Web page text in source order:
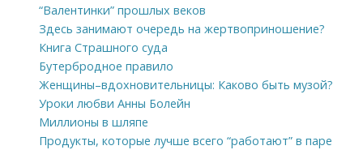
“Валентинки” прошлых веков
Здесь занимают очередь на жертвоприношение?
Книга Страшного суда
Бутербродное правило
Женщины–вдохновительницы: Каково быть музой?
Уроки любви Анны Болейн
Миллионы в шляпе
Продукты, которые лучше всего “работают” в паре